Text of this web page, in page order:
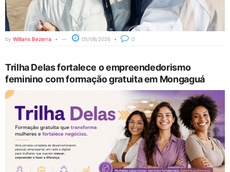
by Willians Bezerra 05/08/2026 0
Trilha Delas fortalece o empreendedorismo
feminino com formação gratuita em Mongaguá